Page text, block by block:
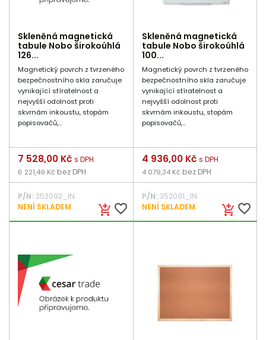
Skleněná magnetická
tabule Nobo širokoúhlá
126...
Magnetický povrch z tvrzeného
bezpečnostního skla zaručuje
vynikající stíratelnost a
nejvyšší odolnost proti
skvrnám inkoustu, stopám
popisovačů,...
add_shopping_cart favorite_border
Cena
7 528,00 Kč s DPH
6 221,49 Kč bez DPH
P/N: 352092_IN
NENÍ SKLADEM
Skleněná magnetická
tabule Nobo širokoúhlá
100...
Magnetický povrch z tvrzeného
bezpečnostního skla zaručuje
vynikající stíratelnost a
nejvyšší odolnost proti
skvrnám inkoustu, stopám
popisovačů,...
add_shopping_cart favorite_border
Cena
4 936,00 Kč s DPH
4 079,34 Kč bez DPH
P/N:352091_IN
NENÍ SKLADEM